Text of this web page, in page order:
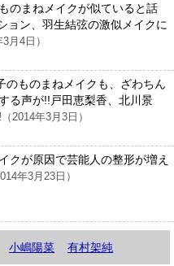
のまねメイクが似ていると話
ョン、羽生結弦の激似メイクに
3月4日）
のものまねメイクも、ざわちん
る声が!!戸田恵梨香、北川景
（2014年3月3日）
クが原因で芸能人の整形が増え
年3月23日）
小嶋陽菜 有村架純